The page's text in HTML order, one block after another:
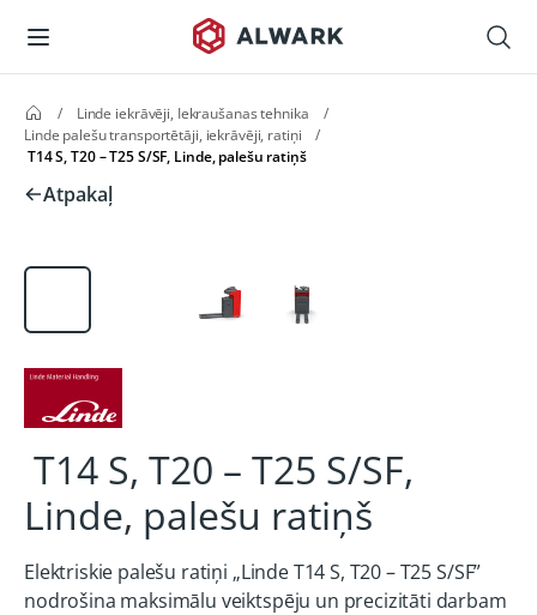
/ Linde iekrāvēji, Iekraušanas tehnika
/
Linde palešu transportētāji, iekrāvēji, ratiņi
/
T14 S, T20 – T25 S/SF, Linde, palešu ratiņš
Atpakaļ
T14 S, T20 – T25 S/SF,
Linde, palešu ratiņš
Elektriskie palešu ratiņi „Linde T14 S, T20 – T25 S/SF”
nodrošina maksimālu veiktspēju un precizitāti darbam